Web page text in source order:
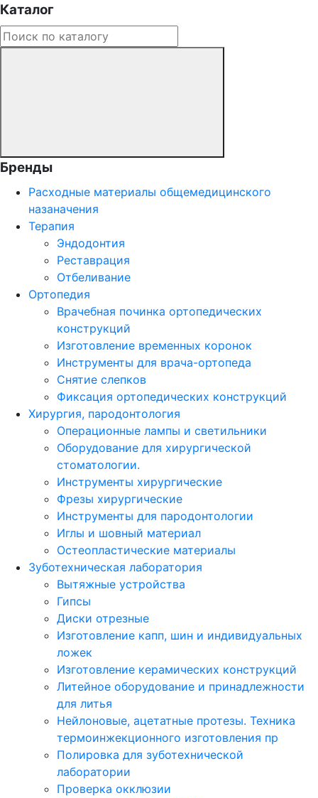
Каталог
Бренды
Расходные материалы общемедицинского
назаначения
Терапия
Эндодонтия
Реставрация
Отбеливание
Ортопедия
Врачебная починка ортопедических
конструкций
Изготовление временных коронок
Инструменты для врача-ортопеда
Снятие слепков
Фиксация ортопедических конструкций
Хирургия, пародонтология
Операционные лампы и светильники
Оборудование для хирургической
стоматологии.
Инструменты хирургические
Фрезы хирургические
Инструменты для пародонтологии
Иглы и шовный материал
Остеопластические материалы
Зуботехническая лаборатория
Вытяжные устройства
Гипсы
Диски отрезные
Изготовление капп, шин и индивидуальных
ложек
Изготовление керамических конструкций
Литейное оборудование и принадлежности
для литья
Нейлоновые, ацетатные протезы. Техника
термоинжекционного изготовления пр
Полировка для зуботехнической
лаборатории
Проверка окклюзии